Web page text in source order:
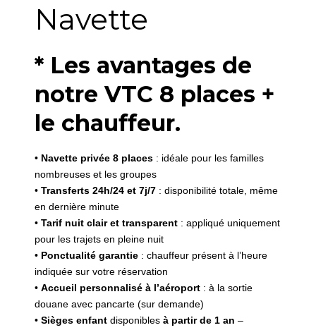
Navette
* Les avantages de
notre VTC 8 places +
le chauffeur.
• Navette privée 8 places : idéale pour les familles
nombreuses et les groupes
• Transferts 24h/24 et 7j/7 : disponibilité totale, même
en dernière minute
• Tarif nuit clair et transparent : appliqué uniquement
pour les trajets en pleine nuit
• Ponctualité garantie : chauffeur présent à l’heure
indiquée sur votre réservation
• Accueil personnalisé à l’aéroport : à la sortie
douane avec pancarte (sur demande)
• Sièges enfant disponibles à partir de 1 an –